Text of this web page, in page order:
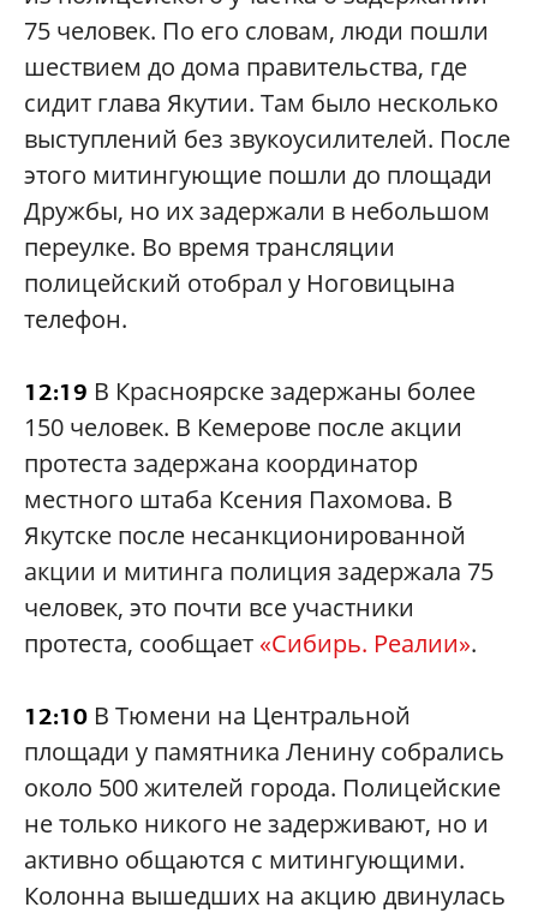
75 человек. По его словам, люди пошли
шествием до дома правительства, где
сидит глава Якутии. Там было несколько
выступлений без звукоусилителей. После
этого митингующие пошли до площади
Дружбы, но их задержали в небольшом
переулке. Во время трансляции
полицейский отобрал у Ноговицына
телефон.
12:19 В Красноярске задержаны более
150 человек. В Кемерове после акции
протеста задержана координатор
местного штаба Ксения Пахомова. В
Якутске после несанкционированной
акции и митинга полиция задержала 75
человек, это почти все участники
протеста, сообщает «Сибирь. Реалии».
12:10 В Тюмени на Центральной
площади у памятника Ленину собрались
около 500 жителей города. Полицейские
не только никого не задерживают, но и
активно общаются с митингующими.
Колонна вышедших на акцию двинулась